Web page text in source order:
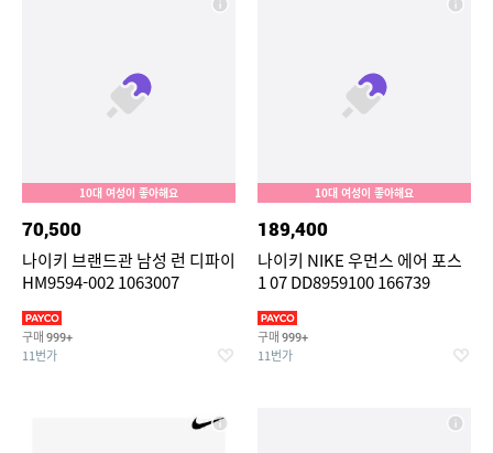
10대 여성이 좋아해요
70,500
나이키 브랜드관 남성 런 디파이
HM9594-002 1063007
구매 999+
11번가
10대 여성이 좋아해요
189,400
나이키 NIKE 우먼스 에어 포스
1 07 DD8959100 166739
구매 999+
11번가